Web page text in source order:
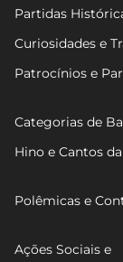
Partidas
Curiosidades e
Patrocínios e
Categorias de
Hino e Cantos
Polêmicas e
Ações Sociais e